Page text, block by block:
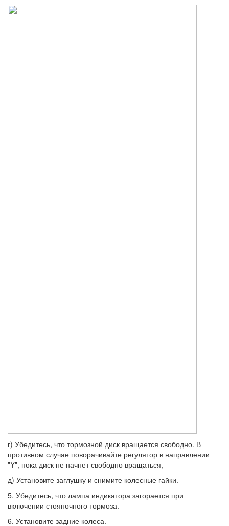
г) Убедитесь, что тормозной диск вращается свободно. В
противном случае поворачивайте регулятор в направлении
"Y", пока диск не начнет свободно вращаться,
д) Установите заглушку и снимите колесные гайки.
5. Убедитесь, что лампа индикатора загорается при
включении стояночного тормоза.
6. Установите задние колеса.